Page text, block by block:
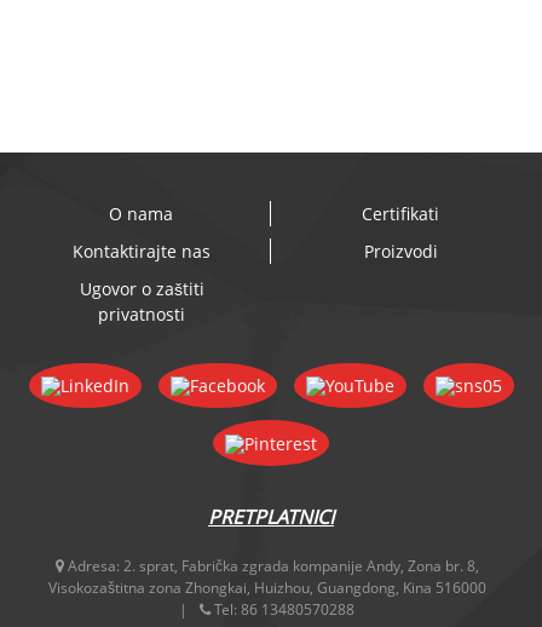
O nama
Certifikati
Kontaktirajte nas
Proizvodi
Ugovor o zaštiti
privatnosti
PRETPLATNICI
Adresa: 2. sprat, Fabrička zgrada kompanije Andy, Zona br. 8,
Visokozaštitna zona Zhongkai, Huizhou, Guangdong, Kina 516000
Tel: 86 13480570288